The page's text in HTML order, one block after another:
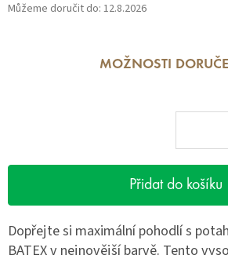
Můžeme doručit do: 12.8.2026
MOŽNOSTI
Přidat do košíku
Dopřejte si maximální pohodlí s
BATEX v nejnovější barvě. Tento